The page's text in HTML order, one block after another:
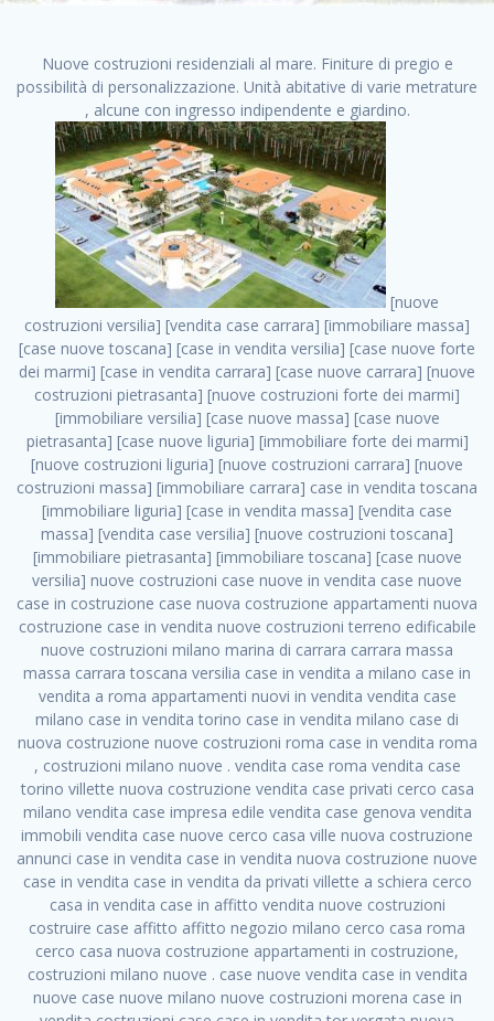
Nuove costruzioni residenziali al mare. Finiture di pregio e
possibilità di personalizzazione. Unità abitative di varie metrature
, alcune con ingresso indipendente e giardino.
[nuove costruzioni versilia] [vendita case carrara] [immobiliare massa] [case nuove toscana] [case in vendita versilia] [case nuove forte dei marmi] [case in vendita carrara] [case nuove carrara] [nuove costruzioni pietrasanta] [nuove costruzioni forte dei marmi] [immobiliare versilia] [case nuove massa] [case nuove pietrasanta] [case nuove liguria] [immobiliare forte dei marmi] [nuove costruzioni liguria] [nuove costruzioni carrara] [nuove costruzioni massa] [immobiliare carrara] case in vendita toscana [immobiliare liguria] [case in vendita massa] [vendita case massa] [vendita case versilia] [nuove costruzioni toscana] [immobiliare pietrasanta] [immobiliare toscana] [case nuove versilia] nuove costruzioni case nuove in vendita case nuove case in costruzione case nuova costruzione appartamenti nuova costruzione case in vendita nuove costruzioni terreno edificabile nuove costruzioni milano marina di carrara carrara massa massa carrara toscana versilia case in vendita a milano case in vendita a roma appartamenti nuovi in vendita vendita case milano case in vendita torino case in vendita milano case di nuova costruzione nuove costruzioni roma case in vendita roma , costruzioni milano nuove . vendita case roma vendita case torino villette nuova costruzione vendita case privati cerco casa milano vendita case impresa edile vendita case genova vendita immobili vendita case nuove cerco casa ville nuova costruzione annunci case in vendita case in vendita nuova costruzione nuove case in vendita case in vendita da privati villette a schiera cerco casa in vendita case in affitto vendita nuove costruzioni costruire case affitto affitto negozio milano cerco casa roma cerco casa nuova costruzione appartamenti in costruzione, costruzioni milano nuove . case nuove vendita case in vendita nuove case nuove milano nuove costruzioni morena case in vendita costruzioni case case in vendita tor vergata nuova annunci vendita case case in vendita milano centro, costruzioni milano nuove . vendita case nuova costruzione case in vendita privati agenzia immobiliare appartamenti di nuova costruzione ville in costruzione case in vendita a opera nuova costruzione nuove costruzioni torino, costruzioni milano nuove . appartamenti nuovi impresa edile roma trova casa costruzioni nuove appartamenti in affitto cantieri in costruzione, costruzioni milano nuove . immobiliare nuove costruzioni case in vendita dragona appartamenti in vendita siti vendita case case in vendita roma nord nuovi costruzioni ville nuove in vendita nuove costruzioni in vendita trovocasa cerco casa affitto villette in vendita nuove costruzioni immobiliari nuove costruzioni bologna toscano immobiliare palermo nuovi appartamenti vendita case dragona nuova costruzione case in vendita villaggio prenestino, costruzioni milano nuove . case in vendita dal costruttore imprese edili torino nuove costruzioni firenze immobiliare case nuove in costruzione toscano immobiliare milano, costruzioni milano nuove . casanuova case in vendita acilia dragona case in vendita di nuova costruzione case in vendita da costruttore nuove costruzioni eur case e cantieri appartamenti in vendita nuova costruzione case in vendita a dragona roma case in vendita nuove case in costruzione porta portese immobiliare appartamenti cerco casa disperatamente case in vendita torresina cascine in vendita vendita immobili roma, costruzioni milano nuove . milano nuove costruzioni morena case in vendita costruzioni edili nuove costruzioni catania visure catastali on line gratis nuove costruzioni monza case in costruzione milano, costruzioni milano nuove . nuove costruzioni boccea vendita immobili milano attico immobiliare roma vendita imprese edili bergamo impresa edile bologna case in vendita a classe appartamento nuovo nuove costruzioni pietralata case costruzione case in vendita roma sud nuove costruzioni residenziali a milano appartamenti nuova costruzione milano case in vendita boccea case in vendita morena nuove costruzioni vendita immobili privati, costruzioni milano nuove . comprare casa nuova costruzione case in vendita con leasing case in vendita ostia antica case nuova costruzione milano appartamenti nuovi milano case nuove roma nuove costruzioni bari edilizia convenzionata case in vendita a tortona villaggio prenestino case in vendita toscano immobiliare professione casa nuove costruzioni parma impresa costruzioni nuove case nuove costruzioni bergamo vendita immobili torino ville di nuova costruzione solo affitti appartamento nuovo in vendita appartamenti nuova costruzione roma case nuova costruzione roma, costruzioni milano nuove . nuove costruzioni a milano case in costruzione roma impresa di costruzioni grimaldi immobiliare costruzioni villetta nuova costruzione case in vendita da imprese edili cerco casa a acquisto casa in costruzione nuove costruzioni mare costruzioni immobiliari cantieri nuove costruzioni acquisto casa nuova costruzione nuove costruzioni padova comprare casa in costruzione impresa edile napoli nuove costruzioni pescara casa risorse immobiliari, costruzioni milano nuove . immobili in costruzione villette nuove villette nuove in vendita gabetti imprese edili verona nuove costruzioni milano sud nuovi immobili nuove costruzioni legnano, costruzioni milano nuove . cantieri nuove costruzioni milano villa nuova case vendita nuove costruzioni appartamenti in vendita nuovi immobili nuovi costruttori case imprese edili brescia nuovi appartamenti milano case in vendita selva nera casa nuova retecasa case nuova costruzione in vendita monolocale imprese edili firenze imprese edili padova frimm vendita case dragona nuove costruzioni vendita imprese edili parma imprese di costruzioni milano immobiliare toscano frimm immobiliare roma case case dal costruttore acquisto terreno agricolo imprese edili italiane roma vende casa case nuove a milano nuove costruzioni a roma imprese costruzioni roma cerco casa nuova immobili di nuova costruzione case in vendita castelverde roma impresa edile palermo rent to buy roma nuove costruzioni, costruzioni milano nuove . tempocasa case in vendita a riscatto nuove costruzioni varese nuove costruzioni bolzano vendita case in costruzione nuove costruzioni lecce cantiere milano costruire villa imprese edili treviso impresa edile catania case in vendita roma tiburtina vendita appartamenti nuova costruzione vendita immobili commerciali case nuove in vendita milano nuove costruzioni seregno cerca casa vendita cerco casa milano vendita nuove costruzioni milano ovest vendita case nuove milano imprese edili modena nuove costruzioni milano centro case in vendita aranova nuove abitazioni, costruzioni milano nuove ., costruzioni milano nuove . nuove costruzioni brescia nuove costruzioni como appartamenti nuovi in vendita a milano case in vendita bologna nuove costruzioni appartamenti in vendita milano nuova costruzione imprese edili como morena nuove costruzioni nuove costruzioni case vendita appartamenti nuovi nuove costruzioni salerno eurekasa villette in costruzione bilocali nuovi case nuove in vendita a roma case in vendita con permuta nuove costruzioni trento impresa edile varese imprese costruzioni milano imprese edili venezia case in vendita prenestina imprese edili spa nuove costruzioni gallarate roma nuove costruzioni case in nuova costruzione nuovi case nuove in vendita a milano nuove costruzioni loano nuovi cantieri milano imprese edili novara case in vendita roma est imprese di costruzioni roma appartamenti in costruzione milano nuovi cantieri cerco casa vendita milano nuove costruzioni brugherio vendita case da imprese edili imprese edili udine nuove costruzioni direttamente dal costruttore imprese edili vicenza case in vendita a loano nuova costruzione nuove villette prezzi case nuove case in vendita in costruzione compravendita terreno agricolo cantiere, costruzioni milano nuove . case in vendita milano navigli costruzione nuova casa costruzioni nuove milano nuove costruzioni roma rent to buy nuove costruzioni taranto palazzo in costruzione vendita appartamenti nuova costruzione milano centro costruzioni milano case in vendita milano nuove costruzioni case in vendita milano sud impresa edile como case nuove a roma boccea case in vendita imprese edili trento nuove costruzioni buccinasco case in costruzione a milano nuove costruzioni ripamonti case in vendita a salerno nuove costruzioni nuove residenze milano case nuove vendita milano nuove costruzioni milano nord nuove costruzioni livorno vendita nuove costruzioni roma nuove costruzioni liguria costruzioni roma cerco casa roma vendita nuove costruzioni classe a impresa edile rimini nuovi annunci case in vendita nuove costruzioni magenta todini costruzioni case grezze in vendita vendita appartamenti nuovi milano case in vendita gallaratese milano nuove costruzioni arezzo, costruzioni milano nuove . case in vendita castelverde case nuove dal costruttore nuovo appartamento nuove costruzioni desenzano imprese edili lombardia imprese edili veneto appartamenti in costruzione roma case vendita pescara nuove costruzioni case in vendita ad acilia imprese edili verona e provincia nuove costruzioni desio appartamenti classe a milano firenze nuove costruzioni pirelli re immobiliare grandi imprese di costruzioni case in vendita torresina roma case in vendita navigli milano nuove costruzioni roma centro nuovecostruzioni appartamenti nuovi a milano impresa edile ancona nuove residenze dragona case in vendita nuove costruzioni brindisi vendita nuove costruzioni milano case in vendita arredate nuove case milano case nuove milano centro sito i